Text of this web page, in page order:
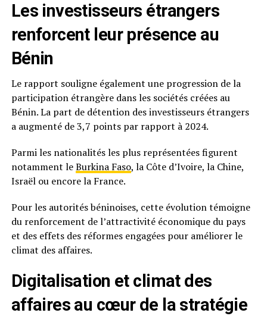
Les investisseurs étrangers
renforcent leur présence au
Bénin
Le rapport souligne également une progression de la
participation étrangère dans les sociétés créées au
Bénin. La part de détention des investisseurs étrangers
a augmenté de 3,7 points par rapport à 2024.
Parmi les nationalités les plus représentées figurent
notamment leBurkina Faso, la Côte d’Ivoire, la Chine,
Israël ou encore la France.
Pour les autorités béninoises, cette évolution témoigne
du renforcement de l’attractivité économique du pays
et des effets des réformes engagées pour améliorer le
climat des affaires.
Digitalisation et climat des
affaires au cœur de la stratégie